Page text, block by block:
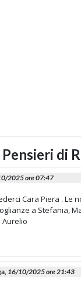
Pensieri di
2025 ore 07:47
Cara Piera . Le
a Stefania,
Aurelio
16/10/2025 ore 21:43